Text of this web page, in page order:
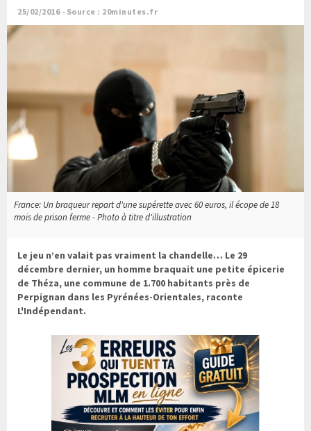
25/02/2016 Source : 20minutes.fr
France: Un braqueur repart d'une supérette avec 60 euros, il écope de 18
mois de prison ferme - Photo à titre d'illustration
Le jeu n’en valait pas vraiment la chandelle… Le 29
décembre dernier, un homme braquait une petite épicerie
de Théza, une commune de 1.700 habitants près de
Perpignan dans les Pyrénées-Orientales, raconte
L'Indépendant.